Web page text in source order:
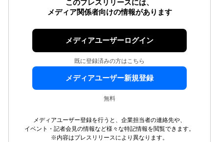
このプレスリリースには、
メディア関係者向けの情報があります
メディアユーザーログイン
既に登録済みの方はこちら
メディアユーザー新規登録
無料
メディアユーザー登録を行うと、企業担当者の連絡先や、
イベント・記者会見の情報など様々な特記情報を閲覧できます。
※内容はプレスリリースにより異なります。